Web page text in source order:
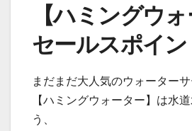
【ハミングウォ
セールスポイン
まだまだ大人気のウォーターサ
【ハミングウォーター】は水
う、